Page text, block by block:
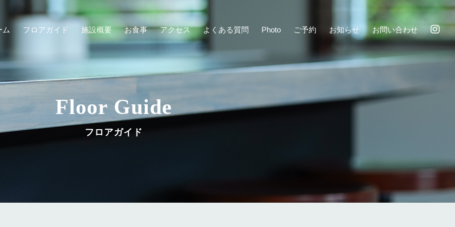
ム フロアガイド 施設概要 お食事 アクセス よくある質問 Photo ご予約 お知らせ お問い合わせ
Floor Guide
フロアガイド